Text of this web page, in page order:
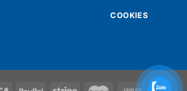
COOKIES